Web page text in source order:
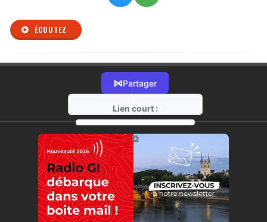
ÉCOUTEZ
⋈Partager
Lien court :
https://radio-g.fr?r533
⧉